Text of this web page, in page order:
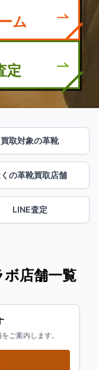
ム
定
買取対象の革靴
の革靴買取店舗
LINE査定
店舗一覧
ご案内します。